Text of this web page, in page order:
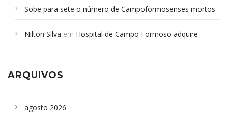
Sobe para sete o número de Campoformosenses mortos
Campoformosenses que morreram em desabamentos são
Nilton Silva em Hospital de Campo Formoso adquire
ARQUIVOS
agosto 2026